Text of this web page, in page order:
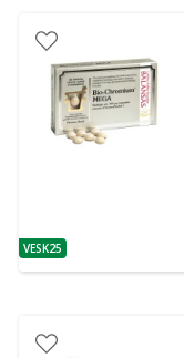
patarimas
VESK25